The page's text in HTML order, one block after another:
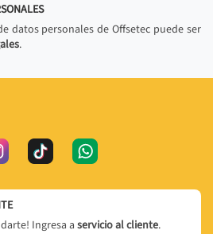
datos personales de Offsetec puede ser
.
Ingresa a servicio al cliente.